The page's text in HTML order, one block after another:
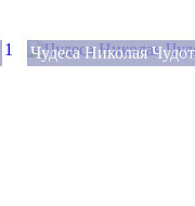
Чудеса Николая